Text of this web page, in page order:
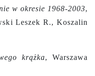
w okresie 1968-2003,
Leszek R., Koszalin
krążka, Warszawa